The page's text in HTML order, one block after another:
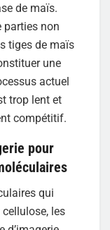
de maïs.
parties non
tiges de maïs
une
actuel
trop lent et
compétitif.
pour
qui
les